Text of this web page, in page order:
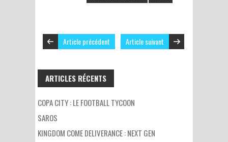
Article précédent Article suivant
ARTICLES RÉCENTS
COPA CITY : LE FOOTBALL TYCOON
SAROS
KINGDOM COME DELIVERANCE : NEXT GEN